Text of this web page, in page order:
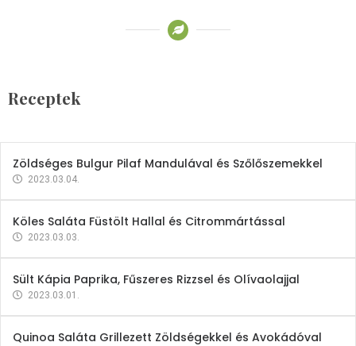
Receptek
2023.03.06.
Zöldséges Bulgur Pilaf Mandulával és Szőlőszemekkel
2023.03.04.
Köles Saláta Füstölt Hallal és Citrommártással
2023.03.03.
Sült Kápia Paprika, Fűszeres Rizzsel és Olívaolajjal
2023.03.01.
Quinoa Saláta Grillezett Zöldségekkel és Avokádóval